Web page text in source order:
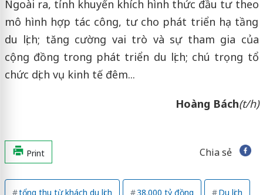
Ngoài ra, tỉnh khuyến khích hình thức đầu tư theo
mô hình hợp tác công, tư cho phát triển hạ tầng
du lịch; tăng cường vai trò và sự tham gia của
cộng đồng trong phát triển du lịch; chú trọng tổ
chức dịch vụ kinh tế đêm...
Hoàng Bách(t/h)
Print Chia sẻ
tổng thu từ khách du lịch 38.000 tỷ đồng Du lịch